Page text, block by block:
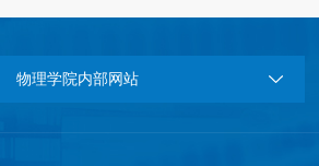
物理学院内部网站